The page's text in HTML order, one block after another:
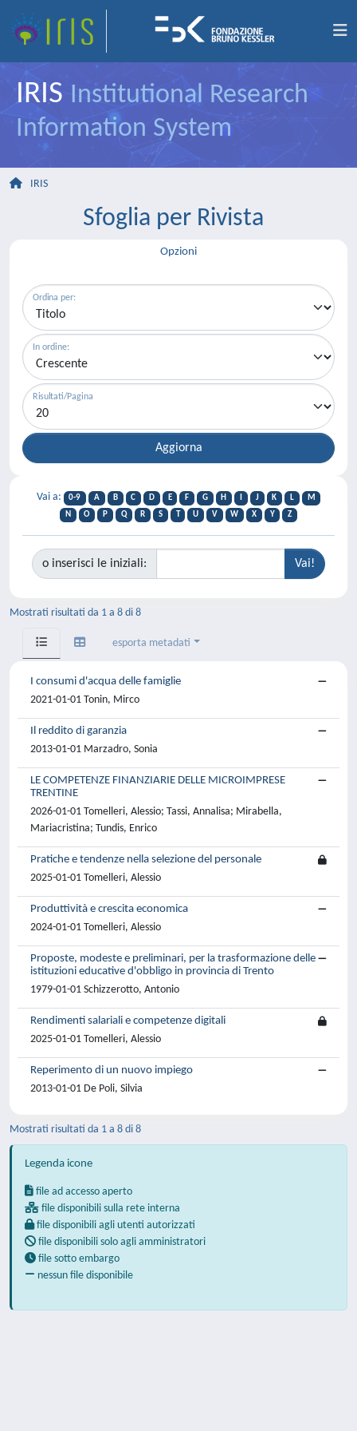
IRIS Institutional Research
Information System
IRIS
Sfoglia per Rivista
Opzioni
Ordina per:
In ordine:
Risultati/Pagina
Vai a: 0-9 A B C D E F G H J K L
M
N
O P Q R S T U V W X Y Z
o inserisci le iniziali:
Mostrati risultati da 1 a 8 di 8
esporta metadati
I consumi d'acqua delle famiglie
2021-01-01 Tonin, Mirco
Il reddito di garanzia
2013-01-01 Marzadro, Sonia
LE COMPETENZE FINANZIARIE DELLE MICROIMPRESE
TRENTINE
2026-01-01 Tomelleri, Alessio; Tassi, Annalisa; Mirabella,
Mariacristina; Tundis, Enrico
Pratiche e tendenze nella selezione del personale
2025-01-01 Tomelleri, Alessio
Produttività e crescita economica
2024-01-01 Tomelleri, Alessio
Proposte, modeste e preliminari, per la trasformazione delle
istituzioni educative d'obbligo in provincia di Trento
1979-01-01 Schizzerotto, Antonio
Rendimenti salariali e competenze digitali
2025-01-01 Tomelleri, Alessio
Reperimento di un nuovo impiego
2013-01-01 De Poli, Silvia
Mostrati risultati da 1 a 8 di 8
Legenda icone
file ad accesso aperto
file disponibili sulla rete interna
file disponibili agli utenti autorizzati
file disponibili solo agli amministratori
file sotto embargo
nessun file disponibile